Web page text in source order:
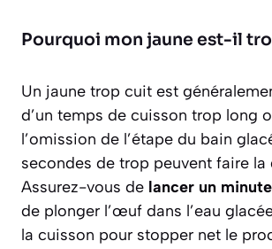
Pourquoi mon jaune est-il
Un jaune trop cuit est
d’un temps de cuisson trop long
l’omission de l’étape du bain
secondes de trop peuvent faire la
Assurez-vous de lancer un
de plonger l’œuf dans l’eau
la cuisson pour stopper net le